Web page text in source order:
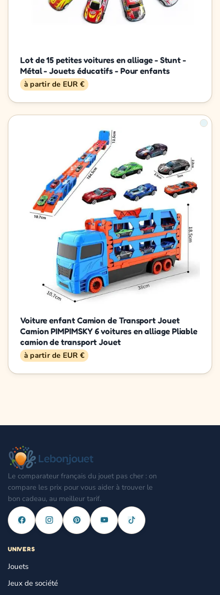
Lot de 15 petites voitures en alliage - Stunt -
Métal - Jouets éducatifs - Pour enfants
à partir de EUR €
Voiture enfant Camion de Transport Jouet
Camion PIMPIMSKY 6 voitures en alliage Pliable
camion de transport Jouet
à partir de EUR €
Le comparateur français du jouet pas cher : on
compare les prix pour vous aider à trouver le
bon cadeau, au meilleur tarif.
UNIVERS
Jouets
Jeux de société